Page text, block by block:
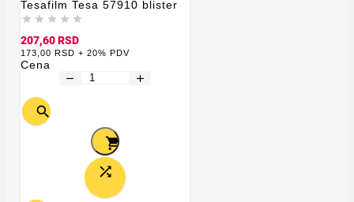
Tesafilm Tesa 57910 blister
    
207,60 RSD
173,00 RSD + 20% PDV
Cena
remove add


